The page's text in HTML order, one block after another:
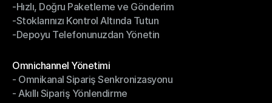
-Daha Akıllı Seçim, Daha Az Çaba
-Hızlı, Doğru Paketleme ve Gönderim
-Hızlı, Doğru Paketleme ve Gönderim
-Stoklarınızı Kontrol Altında Tutun
-Stoklarınızı Kontrol Altında Tutun
-Depoyu Telefonunuzdan Yönetin
Omnichannel Yönetimi
Omnichannel Yönetimi
- Omnikanal Sipariş Senkronizasyonu
- Omnikanal Sipariş Senkronizasyonu
- Akıllı Sipariş Yönlendirme